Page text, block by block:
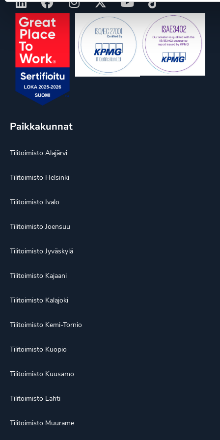
Paikkakunnat
Tilitoimisto Alajärvi
Tilitoimisto Helsinki
Tilitoimisto Ivalo
Tilitoimisto Joensuu
Tilitoimisto Jyväskylä
Tilitoimisto Kajaani
Tilitoimisto Kalajoki
Tilitoimisto Kemi-Tornio
Tilitoimisto Kuopio
Tilitoimisto Kuusamo
Tilitoimisto Lahti
Tilitoimisto Muurame